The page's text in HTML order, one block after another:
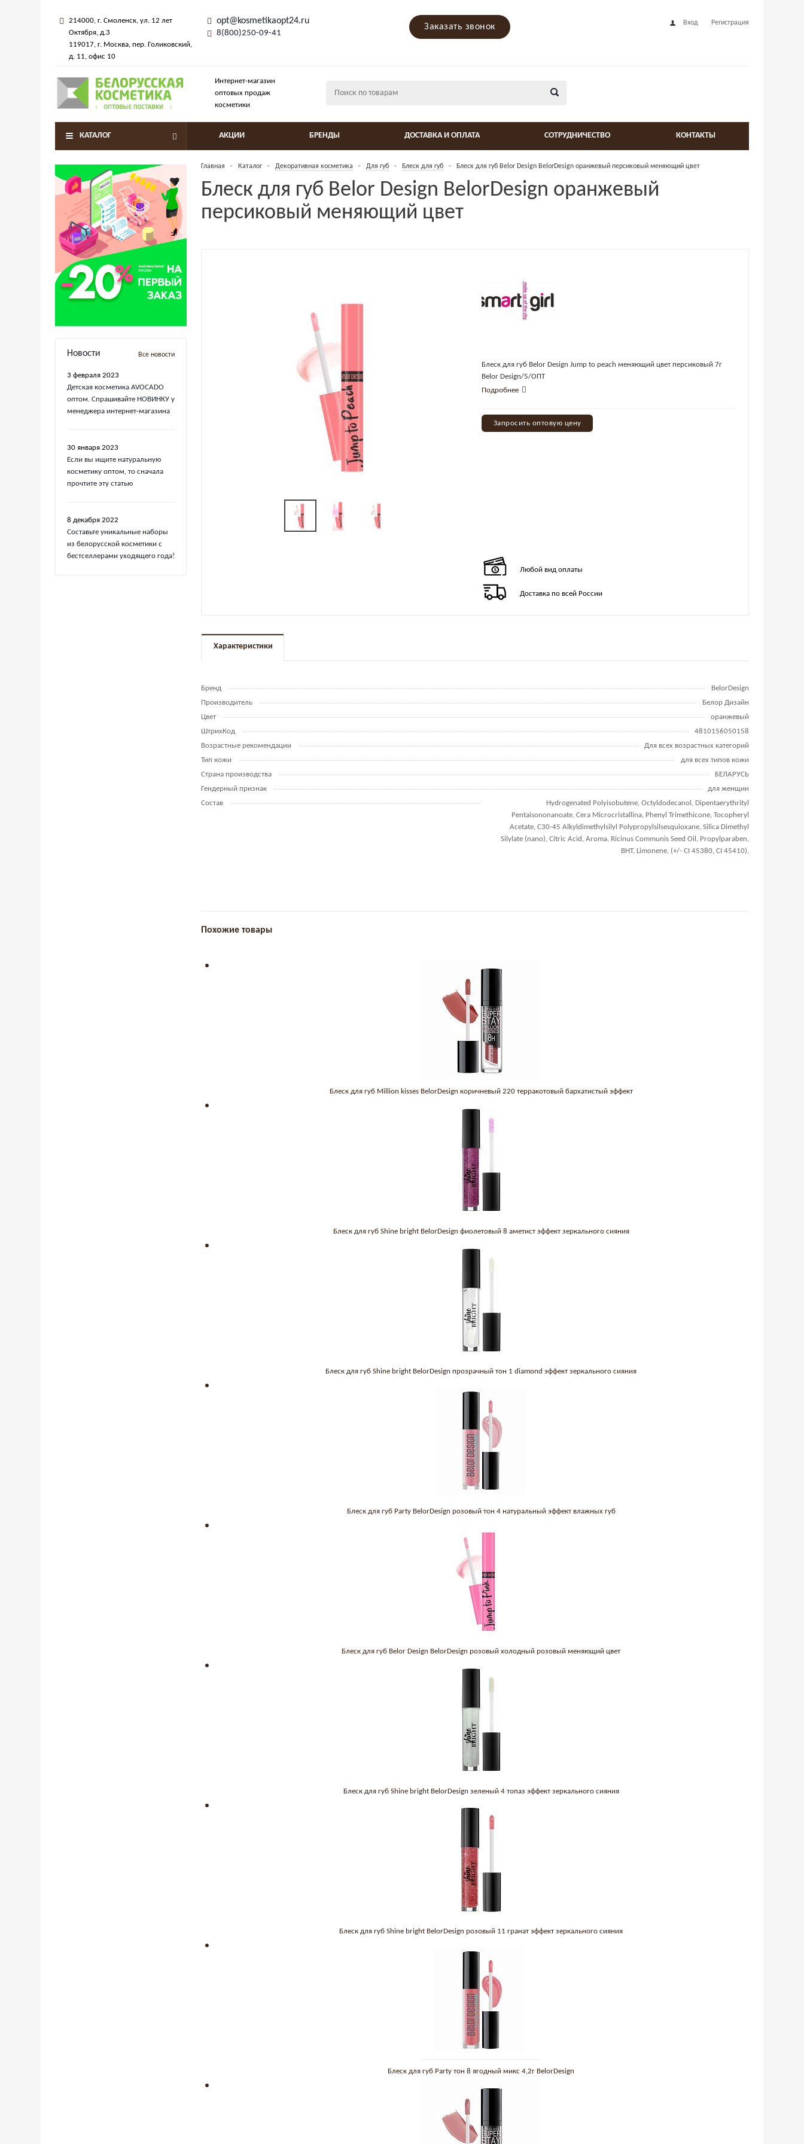
214000, г. Смоленск, ул. 12 лет
Октября, д.3
119017, г. Москва, пер. Голиковский,
д. 11, офис 10
opt@kosmetikaopt24.ru
8(800)250-09-41
Заказать звонок Вход Регистрация
Интернет-магазин
оптовых продаж
косметики
КАТАЛОГ АКЦИИ БРЕНДЫ ДОСТАВКА И ОПЛАТА СОТРУДНИЧЕСТВО КОНТАКТЫ
Новости Все новости
3 февраля 2023
Детская косметика AVOCADO
оптом. Спрашивайте НОВИНКУ у
менеджера интернет-магазина
30 января 2023
Если вы ищите натуральную
косметику оптом, то сначала
прочтите эту статью
8 декабря 2022
Составьте уникальные наборы
из белорусской косметики с
бестселлерами уходящего года!
Главная - Каталог - Декоративная косметика - Для губ - Блеск для губ - Блеск для губ Belor Design BelorDesign оранжевый персиковый меняющий цвет
Блеск для губ Belor Design BelorDesign оранжевый
персиковый меняющий цвет
Блеск для губ Belor Design Jump to peach меняющий цвет персиковый 7г
Belor Design/5/ОПТ
Подробнее
Запросить оптовую цену
Любой вид оплаты
Доставка по всей России
Характеристики
Бренд
BelorDesign
Производитель
Белор Дизайн
Цвет
оранжевый
ШтрихКод
4810156050158
Возрастные рекомендации
Для всех возрастных категорий
Тип кожи
для всех типов кожи
Страна производства
БЕЛАРУСЬ
Гендерный признак
для женщин
Состав
Hydrogenated Polyisobutene, Octyldodecanol, Dipentaerythrityl
Pentaisononanoate, Cera Microcristallina, Phenyl Trimethicone, Tocopheryl
Acetate, C30-45 Alkyldimethylsilyl Polypropylsilsesquioxane, Silica Dimethyl
Silylate (nano), Citric Acid, Aroma, Ricinus Communis Seed Oil, Propylparaben,
BHT, Limonene, (+/- CI 45380, CI 45410).
Похожие товары
Блеск для губ Million kisses BelorDesign коричневый 220 терракотовый бархатистый эффект
Блеск для губ Shine bright BelorDesign фиолетовый 8 аметист эффект зеркального сияния
Блеск для губ Shine bright BelorDesign прозрачный тон 1 diamond эффект зеркального сияния
Блеск для губ Party BelorDesign розовый тон 4 натуральный эффект влажных губ
Блеск для губ Belor Design BelorDesign розовый холодный розовый меняющий цвет
Блеск для губ Shine bright BelorDesign зеленый 4 топаз эффект зеркального сияния
Блеск для губ Shine bright BelorDesign розовый 11 гранат эффект зеркального сияния
Блеск для губ Party тон 8 ягодный микс 4,2г BelorDesign